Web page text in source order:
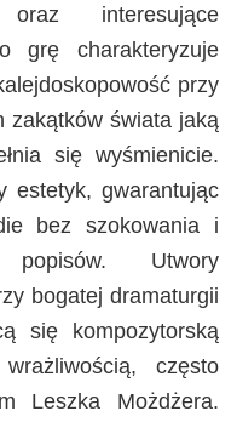
interesujące
grę charakteryzuje
przy
zakątków świata jaką
się wyśmienicie.
estetyk, gwarantując
bez szokowania i
popisów. Utwory
bogatej dramaturgii
się kompozytorską
często
Leszka Możdżera.